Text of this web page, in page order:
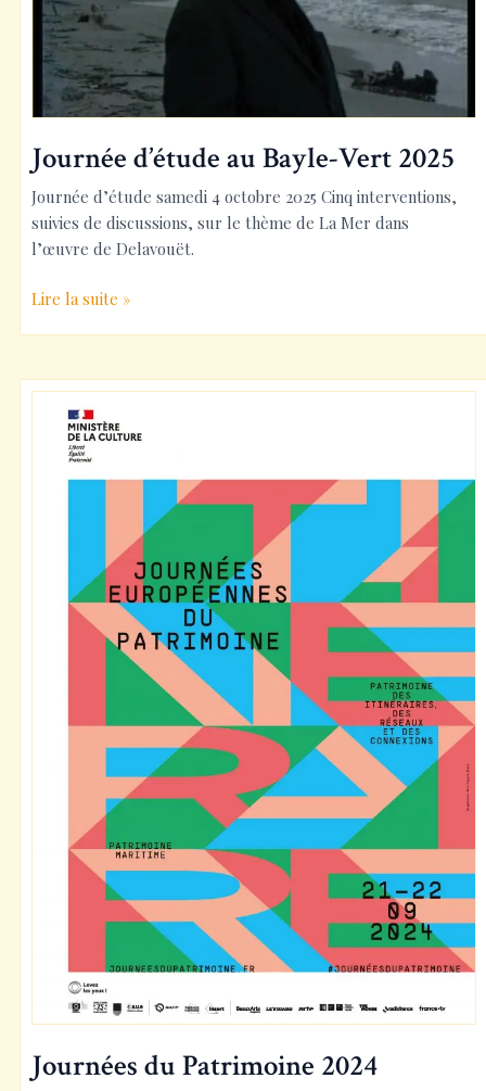
Journée d’étude au Bayle-Vert 2025
Journée d’étude samedi 4 octobre 2025 Cinq interventions,
suivies de discussions, sur le thème de La Mer dans
l’œuvre de Delavouët.
Journée
Bayle-
Lire la suite »
Journées du Patrimoine 2024